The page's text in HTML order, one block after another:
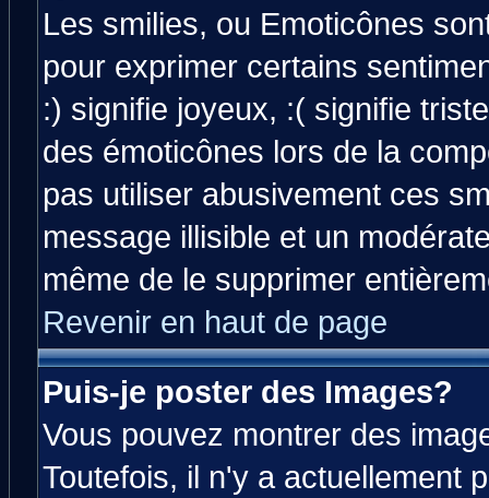
Les smilies, ou Emoticônes
pour exprimer certains
:) signifie joyeux, :( signifie
des émoticônes lors de la
pas utiliser abusivement ces
message illisible et un
même de le supprimer
Revenir en haut de page
Puis-je poster des Images?
Vous pouvez montrer des
Toutefois, il n'y a actuellement